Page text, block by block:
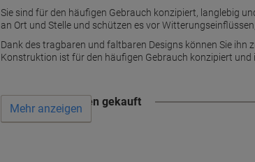
Sie sind für den häufigen Gebrauch konzipiert, langlebig
an Ort und Stelle und schützen es vor
Dank des tragbaren und faltbaren Designs können Sie
Konstruktion ist für den häufigen Gebrauch konzipiert und
Wird oft zusammen gekauft
Mehr anzeigen